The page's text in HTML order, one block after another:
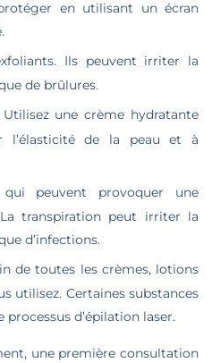
en utilisant un écran
Ils peuvent irriter la
de brûlures.
une crème hydratante
l’élasticité de la peau et à
peuvent provoquer une
transpiration peut irriter la
d’infections.
de toutes les crèmes, lotions
utilisez. Certaines substances
d’épilation laser.
une première consultation